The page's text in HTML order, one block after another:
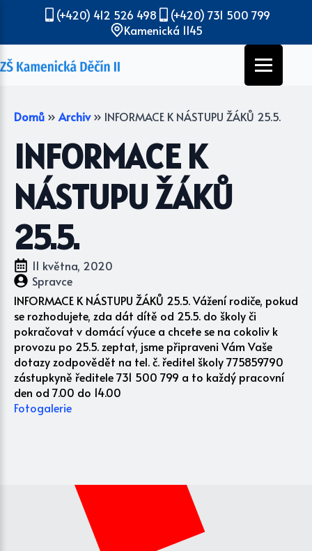
(+420) 412 526 498
(+420) 731 500 799
Kamenická 1145
Domů » Archiv » INFORMACE K NÁSTUPU ŽÁKŮ 25.5.
INFORMACE K
NÁSTUPU ŽÁKŮ
25.5.
11 května, 2020
Spravce
INFORMACE K NÁSTUPU ŽÁKŮ 25.5. Vážení rodiče, pokud
se rozhodujete, zda dát dítě od 25.5. do školy či
pokračovat v domácí výuce a chcete se na cokoliv k
provozu po 25.5. zeptat, jsme připraveni Vám Vaše
dotazy zodpovědět na tel. č. ředitel školy 775859790
zástupkyně ředitele 731 500 799 a to každý pracovní
den od 7.00 do 14.00
Fotogalerie